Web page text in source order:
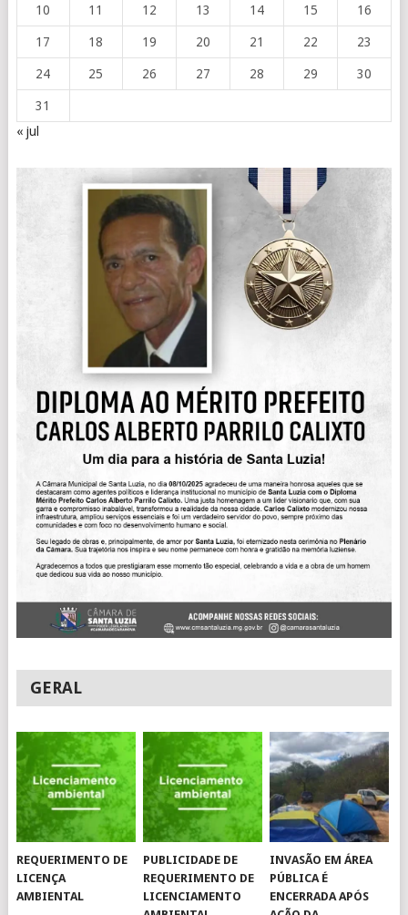
10 11 12 13 14 15 16
17 18 19 20 21 22 23
24 25 26 27 28 29 30
31
« jul
GERAL
REQUERIMENTO DE
LICENÇA
AMBIENTAL
PUBLICIDADE DE
REQUERIMENTO DE
LICENCIAMENTO
INVASÃO EM ÁREA
PÚBLICA É
ENCERRADA APÓS